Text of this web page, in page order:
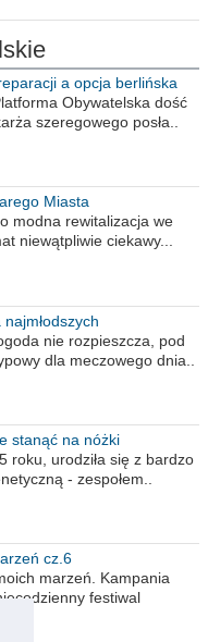
a opcja berlińska
Obywatelska dość
szeregowego posła..
Miasta
modna rewitalizacja we
niewątpliwie ciekawy...
nie rozpieszcza, pod
dla meczowego dnia..
stanąć na nóżki
roku, urodziła się z bardzo
- zespołem..
cz.6
marzeń. Kampania
festiwal